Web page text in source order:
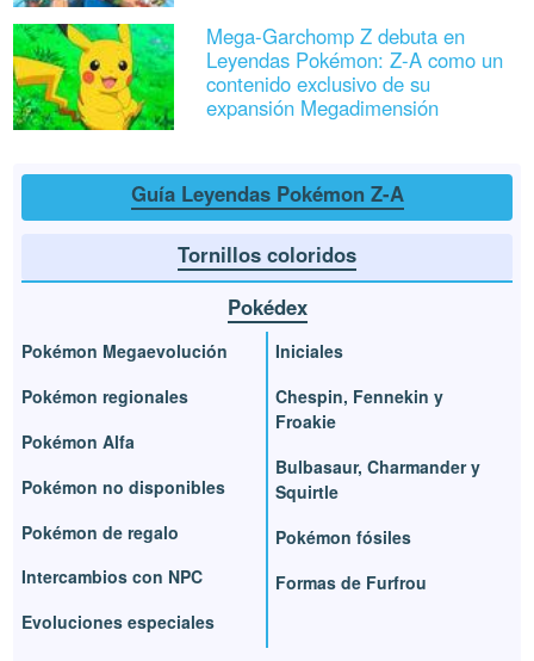
Mega-Garchomp Z debuta en
Leyendas Pokémon: Z-A como un
contenido exclusivo de su
expansión Megadimensión
Guía Leyendas Pokémon Z-A
Tornillos coloridos
Pokédex
Pokémon Megaevolución
Pokémon regionales
Pokémon Alfa
Pokémon no disponibles
Pokémon de regalo
Intercambios con NPC
Evoluciones especiales
Iniciales
Chespin, Fennekin y
Froakie
Bulbasaur, Charmander y
Squirtle
Pokémon fósiles
Formas de Furfrou